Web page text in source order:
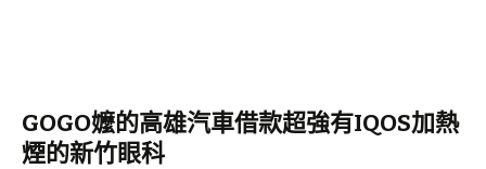
GOGO嬤的高雄汽車借款超強有IQOS加熱
煙的新竹眼科